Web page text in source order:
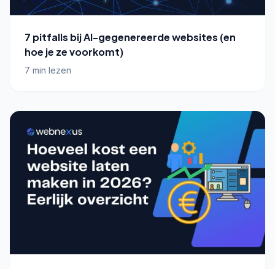
7 pitfalls bij AI-gegenereerde websites (en
hoe je ze voorkomt)
7 min lezen